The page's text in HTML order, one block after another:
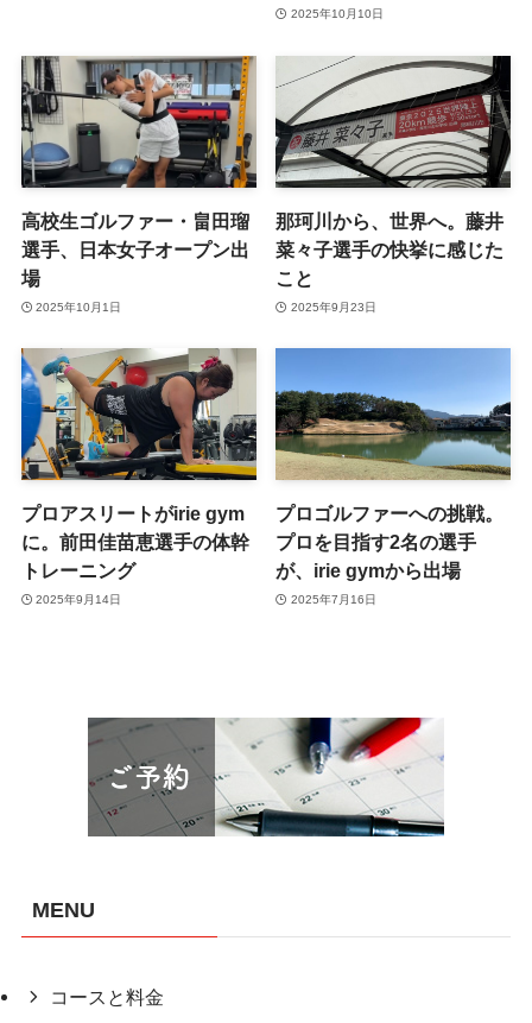
2025年10月10日
高校生ゴルファー・畠田瑠
選手、日本女子オープン出
場
2025年10月1日
那珂川から、世界へ。藤井
菜々子選手の快挙に感じた
こと
2025年9月23日
プロアスリートがirie gym
に。前田佳苗恵選手の体幹
トレーニング
2025年9月14日
プロゴルファーへの挑戦。
プロを目指す2名の選手
が、irie gymから出場
2025年7月16日
MENU
コースと料金